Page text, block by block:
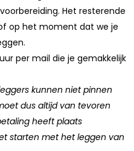
Het resterende
op het moment dat we je
per mail die je gemakkelijk
kunnen niet pinnen
dus altijd van tevoren
heeft plaats
starten met het leggen van